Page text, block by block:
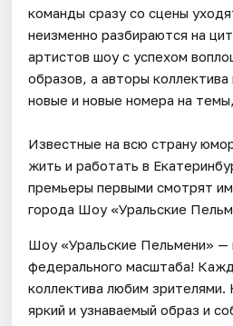
команды сразу со сцены
неизменно разбираются на
артистов шоу с успехом
образов, а авторы
новые и новые номера на
Известные на всю страну
жить и работать в
премьеры первыми смотрят
города Шоу «Уральские
Шоу «Уральские Пельмени»
федерального масштаба!
коллектива любим
яркий и узнаваемый образ и